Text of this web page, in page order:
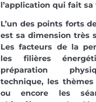
l’application qui fait sa
L’un des points forts
est sa dimension très
Les facteurs de la
les filières
préparation
technique, les
ou encore les